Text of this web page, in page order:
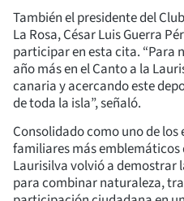
También el presidente del
La Rosa, César Luis Guerra
participar en esta cita. “Para
año más en el Canto a la
canaria y acercando este
de toda la isla”, señaló.
Consolidado como uno de
familiares más emblemáticos
Laurisilva volvió a demostrar
para combinar naturaleza,